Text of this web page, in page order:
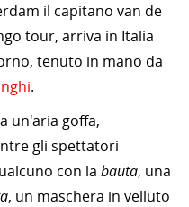
il capitano van de
tour, arriva in Italia
tenuto in mano da
.
un'aria goffa,
gli spettatori
con la bauta, una
, un maschera in velluto